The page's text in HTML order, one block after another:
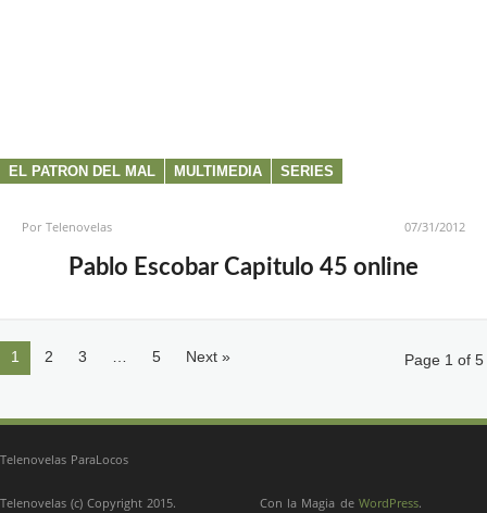
EL PATRON DEL MAL MULTIMEDIA SERIES
PorTelenovelas 07/31/2012
Pablo Escobar Capitulo 45 online
1 2 3 5 Next » Page 1 of 5
Telenovelas ParaLocos
Telenovelas (c) Copyright 2015. Con la Magia de WordPress.